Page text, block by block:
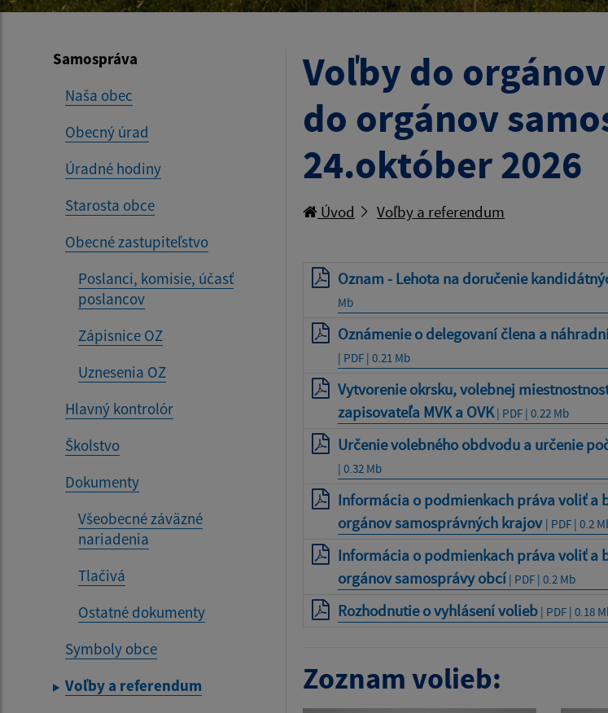
Samospráva
Naša obec
Obecný úrad
Úradné hodiny
Starosta obce
Obecné zastupiteľstvo
Poslanci, komisie, účasť
poslancov
Zápisnice OZ
Uznesenia OZ
Hlavný kontrolór
Školstvo
Dokumenty
Všeobecné záväzné
nariadenia
Tlačivá
Ostatné dokumenty
Symboly obce
Voľby a referendum
Voľby do
do orgánov
24.október 2026
Úvod Voľby a referendum
Oznam - Lehota na doručenie
Mb
Oznámenie o delegovaní člena a
| PDF | 0.21 Mb
Vytvorenie okrsku, volebnej
zapisovateľa MVK a OVK| PDF | 0.22 Mb
Určenie volebného obdvodu a určenie
| 0.32 Mb
Informácia o podmienkach práva voliť a
orgánov samosprávných krajov | PDF | 0.2
Informácia o podmienkach práva voliť a
orgánov samosprávy obcí| PDF | 0.2 Mb
Rozhodnutie o vyhlásení volieb| PDF | 0.18
Zoznam volieb: